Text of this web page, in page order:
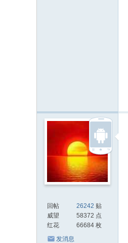
回帖 26242 贴
威望
58372 点
红花
66684 枚
发消息